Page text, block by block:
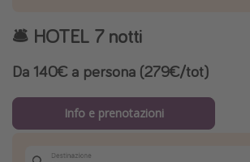
🛎️ HOTEL 7 notti
Da 140€ a persona (279€/tot)
Info e prenotazioni